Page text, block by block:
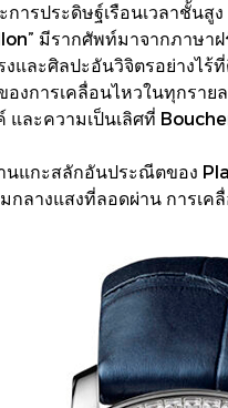
ารประดิษฐ์เรือนเวลาชั้น
มีรากศัพท์มาจากภาษ
งและศิลปะอันวิจิตรอย่าง
องการเคลื่อนไหวในทุกร
ละความเป็นเลิศที่
นแกะสลักอันประณีตของ
างแสงที่ลอดผ่าน การเค